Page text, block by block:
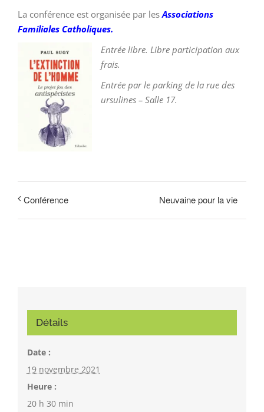
La conférence est organisée par lesAssociations
Familiales Catholiques.
Entrée libre. Libre participation aux
frais.
Entrée par le parking de la rue des
ursulines – Salle 17.
Conférence Neuvaine pour la vie
Détails
Date :
19 novembre 2021
Heure :
20 h 30 min